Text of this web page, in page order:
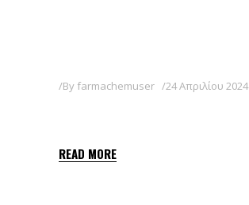
By farmachemuser 24 Απριλίου 2024
READ MORE